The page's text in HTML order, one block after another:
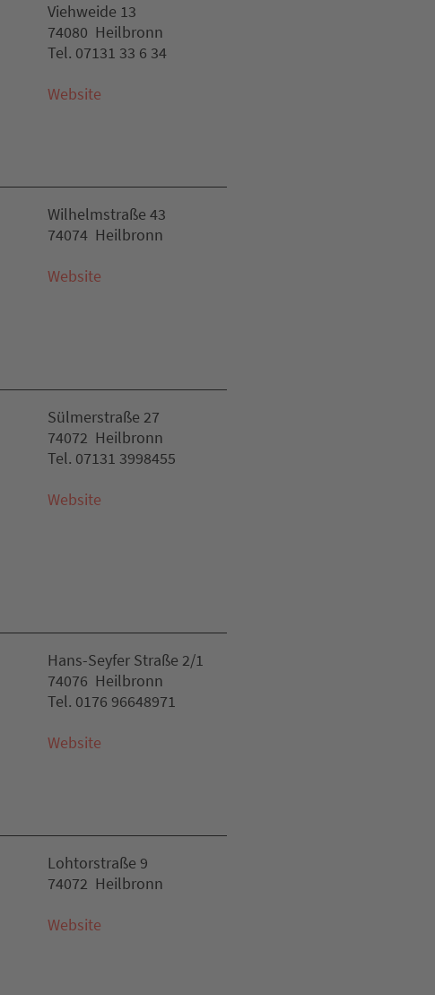
Viehweide 13
74080 Heilbronn
Tel. 07131 33 6 34
Website
Wilhelmstraße 43
74074 Heilbronn
Website
Sülmerstraße 27
74072 Heilbronn
Tel. 07131 3998455
Website
Hans-Seyfer Straße 2/1
74076 Heilbronn
Tel. 0176 96648971
Website
Lohtorstraße 9
74072 Heilbronn
Website